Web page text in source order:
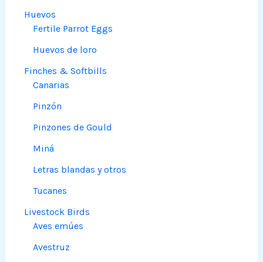
Huevos
Fertile Parrot Eggs
Huevos de loro
Finches & Softbills
Canarias
Pinzón
Pinzones de Gould
Miná
Letras blandas y otros
Tucanes
Livestock Birds
Aves emúes
Avestruz